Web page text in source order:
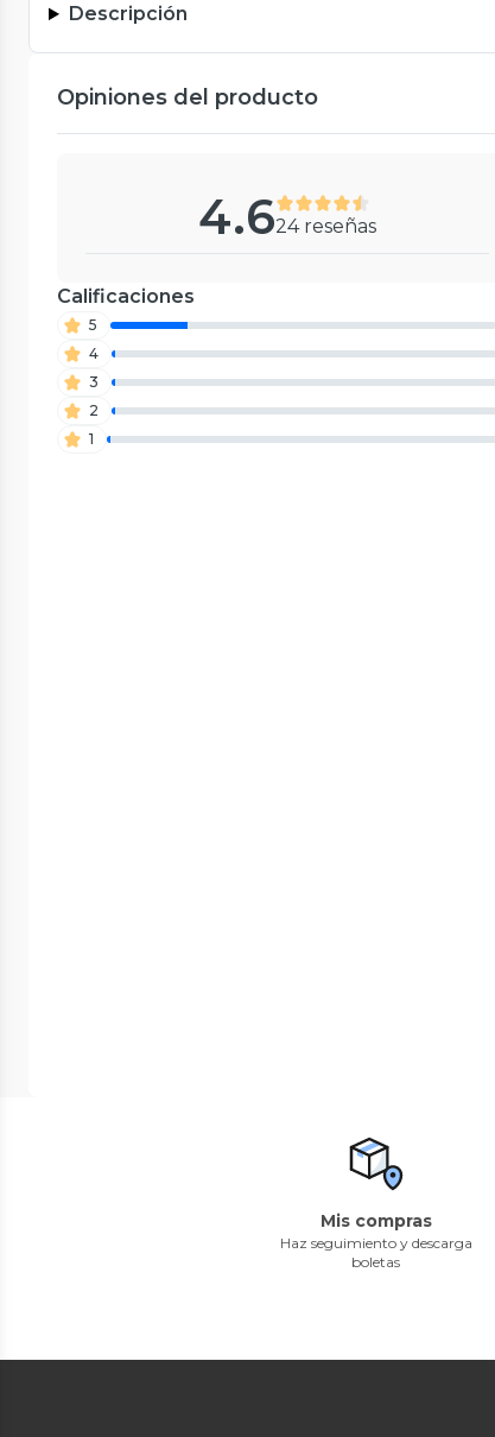
Descripción
Opiniones del producto
4.624 reseñas
Calificaciones
5
4
3
2
1
Mis compras
Haz seguimiento y descarga
boletas